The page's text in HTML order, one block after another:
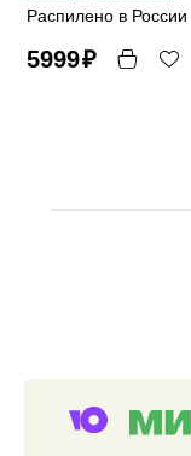
Распилено в России
5999₽